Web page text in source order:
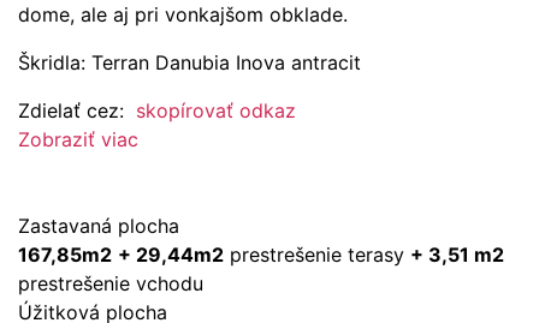
dome, ale aj pri vonkajšom obklade.
Škridla: Terran Danubia Inova antracit
Zdielať cez: skopírovať odkaz
Zobraziť viac
Zastavaná plocha
167,85m2 + 29,44m2 prestrešenie terasy + 3,51 m2
prestrešenie vchodu
Úžitková plocha